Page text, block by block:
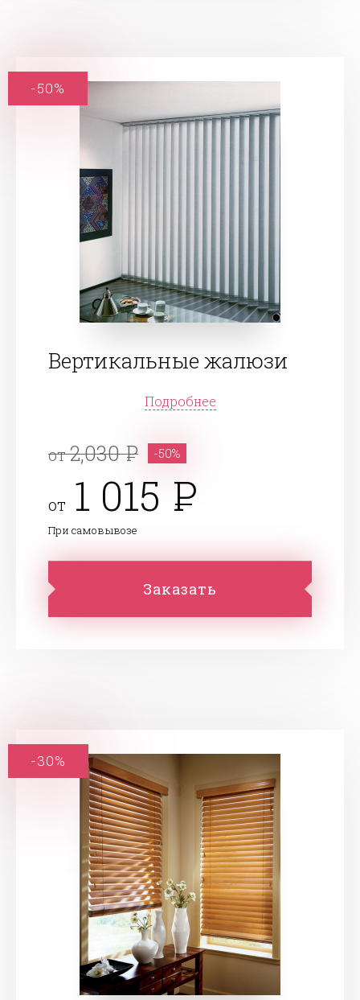
Вертикальные жалюзи
Подробнее
от2,030 -50%
от 1 015
При самовывозе
Заказать
-50%
-30%